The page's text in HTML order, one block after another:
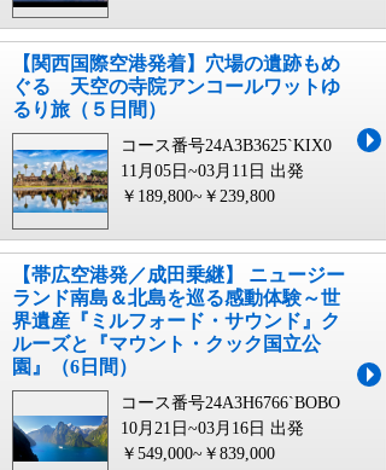
【関西国際空港発着】穴場の遺跡もめ
ぐる 天空の寺院アンコールワットゆ
るり旅（５日間）
コース番号24A3B3625`KIX0
11月05日~03月11日 出発
￥189,800~￥239,800
【帯広空港発／成田乗継】 ニュージー
ランド南島＆北島を巡る感動体験～世
界遺産『ミルフォード・サウンド』ク
ルーズと『マウント・クック国立公
園』（6日間）
コース番号24A3H6766`BOBO
10月21日~03月16日 出発
￥549,000~￥839,000